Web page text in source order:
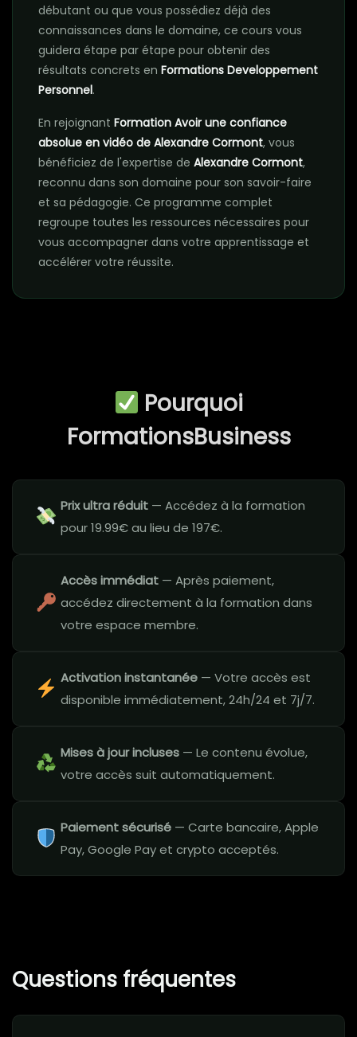
débutant ou que vous possédiez déjà des
connaissances dans le domaine, ce cours vous
guidera étape par étape pour obtenir des
résultats concrets en Formations Developpement
Personnel.
En rejoignant Formation Avoir une confiance
absolue en vidéo de Alexandre Cormont, vous
bénéficiez de l'expertise de Alexandre Cormont,
reconnu dans son domaine pour son savoir-faire
et sa pédagogie. Ce programme complet
regroupe toutes les ressources nécessaires pour
vous accompagner dans votre apprentissage et
accélérer votre réussite.
Pourquoi
FormationsBusiness
Prix ultra réduit — Accédez à la formation
pour 19.99€ au lieu de 197€.
Accès immédiat — Après paiement,
accédez directement à la formation dans
votre espace membre.
Activation instantanée — Votre accès est
disponible immédiatement, 24h/24 et 7j/7.
Mises à jour incluses — Le contenu évolue,
votre accès suit automatiquement.
Paiement sécurisé — Carte bancaire, Apple
Pay, Google Pay et crypto acceptés.
Questions fréquentes